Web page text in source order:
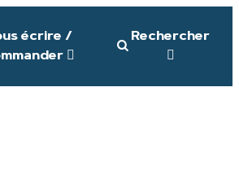
écrire /
Rechercher